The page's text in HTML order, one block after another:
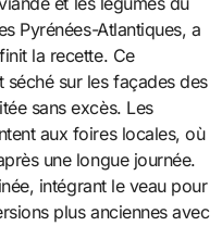
Pyrénées-Atlantiques, a
la recette. Ce
sur les façades des
sans excès. Les
aux foires locales, où
une longue journée.
intégrant le veau pour
plus anciennes avec